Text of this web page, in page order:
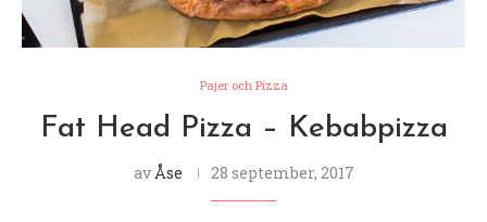
Pajer och Pizza
Fat Head Pizza – Kebabpizza
av Åse 28 september, 2017